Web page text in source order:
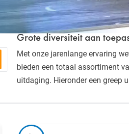
NIEUWS
Grote diversiteit aan
Met onze jarenlange ervaring
bieden een totaal assortiment
uitdaging. Hieronder een greep